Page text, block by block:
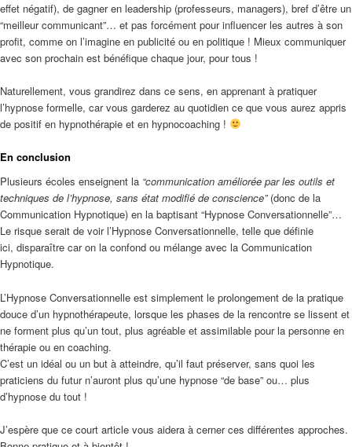
effet négatif), de gagner en leadership (professeurs, managers), bref d’être un
“meilleur communicant”… et pas forcément pour influencer les autres à son
profit, comme on l’imagine en publicité ou en politique ! Mieux communiquer
avec son prochain est bénéfique chaque jour, pour tous !
Naturellement, vous grandirez dans ce sens, en apprenant à pratiquer
l’hypnose formelle, car vous garderez au quotidien ce que vous aurez appris
de positif en hypnothérapie et en hypnocoaching !
En conclusion
Plusieurs écoles enseignent la “communication améliorée par les outils et
techniques de l’hypnose, sans état modifié de conscience”(donc de la
Communication Hypnotique) en la baptisant “Hypnose Conversationnelle”…
Le risque serait de voir l’Hypnose Conversationnelle, telle que définie
ici, disparaître car on la confond ou mélange avec la Communication
Hypnotique.
L’Hypnose Conversationnelle est simplement le prolongement de la pratique
douce d’un hypnothérapeute, lorsque les phases de la rencontre se lissent et
ne forment plus qu’un tout, plus agréable et assimilable pour la personne en
thérapie ou en coaching.
C’est un idéal ou un but à atteindre, qu’il faut préserver, sans quoi les
praticiens du futur n’auront plus qu’une hypnose “de base” ou… plus
d’hypnose du tout !
J’espère que ce court article vous aidera à cerner ces différentes approches.